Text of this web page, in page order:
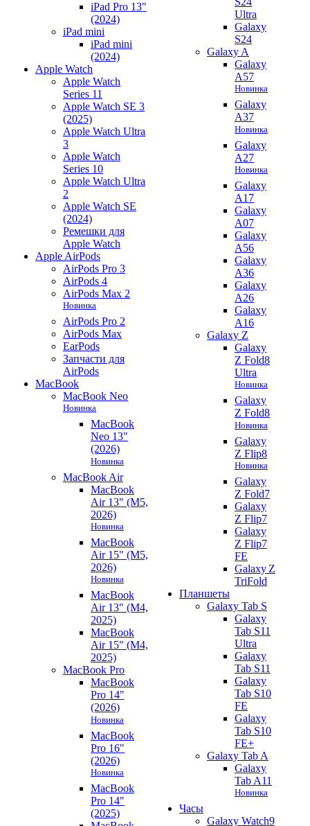
iPad Pro 13"
(2024)
iPad mini
iPad mini
(2024)
Apple Watch
Apple Watch
Series 11
Apple Watch SE 3
(2025)
Apple Watch Ultra
3
Apple Watch
Series 10
Apple Watch Ultra
2
Apple Watch SE
(2024)
Ремешки для
Apple Watch
Apple AirPods
AirPods Pro 3
AirPods 4
AirPods Max 2
Новинка
AirPods Pro 2
AirPods Max
EarPods
Запчасти для
AirPods
MacBook
MacBook Neo
Новинка
MacBook
Neo 13"
(2026)
Новинка
MacBook Air
MacBook
Air 13" (M5,
2026)
Новинка
MacBook
Air 15" (M5,
2026)
Новинка
MacBook
Air 13" (M4,
2025)
MacBook
Air 15" (M4,
2025)
MacBook Pro
MacBook
Pro 14"
(2026)
Новинка
MacBook
Pro 16"
(2026)
Новинка
MacBook
Pro 14"
(2025)
Ultra
Galaxy
S24
Galaxy A
Galaxy
A57
Новинка
Galaxy
A37
Новинка
Galaxy
A27
Новинка
Galaxy
A17
Galaxy
A07
Galaxy
A56
Galaxy
A36
Galaxy
A26
Galaxy
A16
Galaxy Z
Galaxy
Z Fold8
Ultra
Новинка
Galaxy
Z Fold8
Новинка
Galaxy
Z Flip8
Новинка
Galaxy
Z Fold7
Galaxy
Z Flip7
Galaxy
Z Flip7
FE
Galaxy Z
TriFold
Планшеты
Galaxy Tab S
Galaxy
Tab S11
Ultra
Galaxy
Tab S11
Galaxy
Tab S10
FE
Galaxy
Tab S10
FE+
Galaxy Tab A
Galaxy
Tab A11
Новинка
Часы
Galaxy Watch9